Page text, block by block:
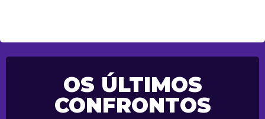
OS ÚLTIMOS
CONFRONTOS